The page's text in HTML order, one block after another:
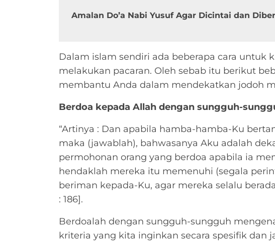
Amalan Do’a Nabi Yusuf Agar Dicintai dan
Dalam islam sendiri ada beberapa cara untuk
melakukan pacaran. Oleh sebab itu berikut
membantu Anda dalam mendekatkan jodoh
Berdoa kepada Allah dengan sungguh-
“Artinya : Dan apabila hamba-hamba-Ku
maka (jawablah), bahwasanya Aku adalah
permohonan orang yang berdoa apabila ia
hendaklah mereka itu memenuhi (segala
beriman kepada-Ku, agar mereka selalu
: 186].
Berdoalah dengan sungguh-sungguh
kriteria yang kita inginkan secara spesifik dan